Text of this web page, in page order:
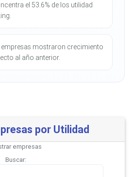
el 53.6% de los utilidad
empresas mostraron crecimiento
al año anterior.
por Utilidad
empresas
Buscar: